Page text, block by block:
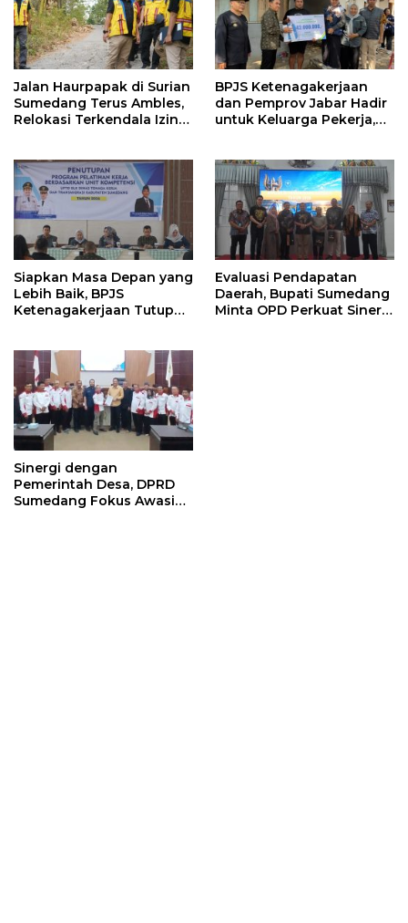
Jalan Haurpapak di Surian
Sumedang Terus Ambles,
Relokasi Terkendala Izin
BPJS Ketenagakerjaan
dan Pemprov Jabar Hadir
untuk Keluarga Pekerja,
Siapkan Masa Depan yang
Lebih Baik, BPJS
Ketenagakerjaan Tutup
Evaluasi Pendapatan
Daerah, Bupati Sumedang
Minta OPD Perkuat Sinergi
Sinergi dengan
Pemerintah Desa, DPRD
Sumedang Fokus Awasi